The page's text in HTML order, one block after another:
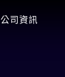
公司資訊